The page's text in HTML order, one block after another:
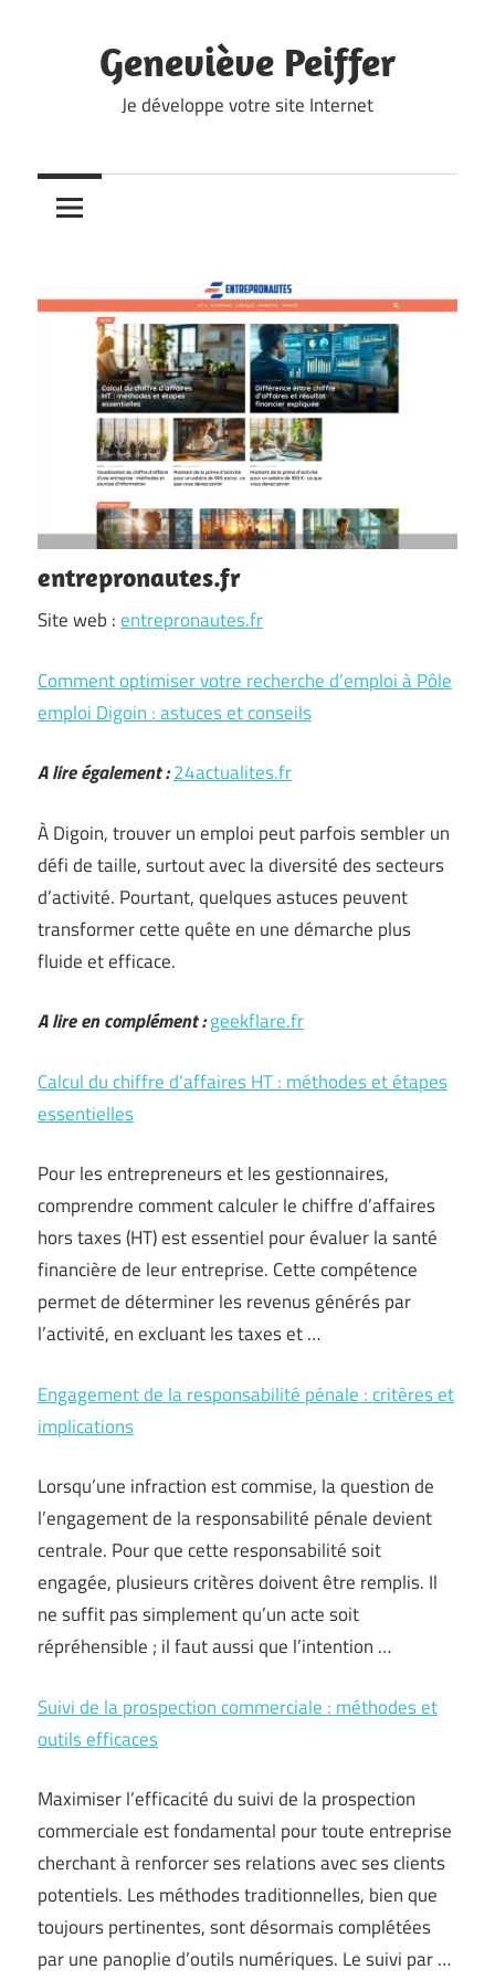
Geneviève Peiffer
Je développe votre site Internet
entrepronautes.fr
Site web :entrepronautes.fr
Comment optimiser votre recherche d’emploi à Pôle
emploi Digoin : astuces et conseils
A lire également :24actualites.fr
À Digoin, trouver un emploi peut parfois sembler un
défi de taille, surtout avec la diversité des secteurs
d’activité. Pourtant, quelques astuces peuvent
transformer cette quête en une démarche plus
fluide et efficace.
A lire en complément :geekflare.fr
Calcul du chiffre d’affaires HT : méthodes et étapes
essentielles
Pour les entrepreneurs et les gestionnaires,
comprendre comment calculer le chiffre d’affaires
hors taxes (HT) est essentiel pour évaluer la santé
financière de leur entreprise. Cette compétence
permet de déterminer les revenus générés par
l’activité, en excluant les taxes et …
Engagement de la responsabilité pénale : critères et
implications
Lorsqu’une infraction est commise, la question de
l’engagement de la responsabilité pénale devient
centrale. Pour que cette responsabilité soit
engagée, plusieurs critères doivent être remplis. Il
ne suffit pas simplement qu’un acte soit
répréhensible ; il faut aussi que l’intention …
Suivi de la prospection commerciale : méthodes et
outils efficaces
Maximiser l’efficacité du suivi de la prospection
commerciale est fondamental pour toute entreprise
cherchant à renforcer ses relations avec ses clients
potentiels. Les méthodes traditionnelles, bien que
toujours pertinentes, sont désormais complétées
par une panoplie d’outils numériques. Le suivi par …